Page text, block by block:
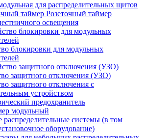
для распределительных щитов
Розеточный таймер
освещения
блокировки для модульных
защитного отключения (УЗО)
защитного отключения с
устройством
предохранитель
модульный
распределительные системы (в том
оборудование)